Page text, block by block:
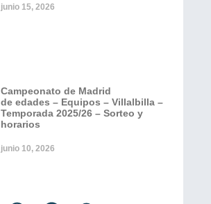
junio 15, 2026
Campeonato de Madrid
de edades – Equipos – Villalbilla –
Temporada 2025/26 – Sorteo y
horarios
junio 10, 2026